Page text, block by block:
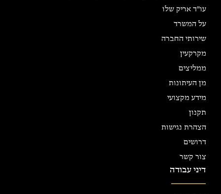
עו"ד אריק שלו
על המשרד
שירותי החברה
מקרקעין
ממליצים
מן העיתונות
מידע מקצועי
תקנון
הצהרת נגישות
דרושים
צור קשר
דיני עבודה